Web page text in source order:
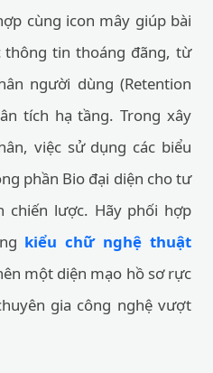
cùng icon mây giúp bài
tin thoáng đãng, từ
người dùng (Retention
tích hạ tầng. Trong xây
việc sử dụng các biểu
phần Bio đại diện cho tư
chiến lược. Hãy phối hợp
kiểu chữ nghệ thuật
một diện mạo hồ sơ rực
gia công nghệ vượt